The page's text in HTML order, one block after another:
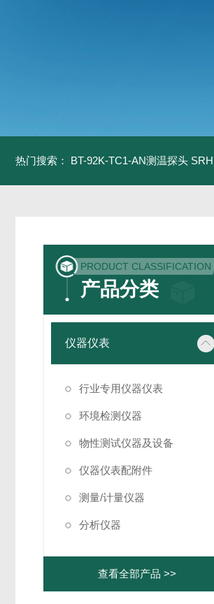
热门搜索： BT-92K-TC1-AN测温探头
PRODUCT CLASSIFICATION
产品分类
仪器仪表
行业专用仪器仪表
环境检测仪器
物性测试仪器及设备
仪器仪表配附件
测量/计量仪器
分析仪器
查看全部产品 >>